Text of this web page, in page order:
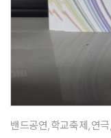
밴드공연,학교축제,연